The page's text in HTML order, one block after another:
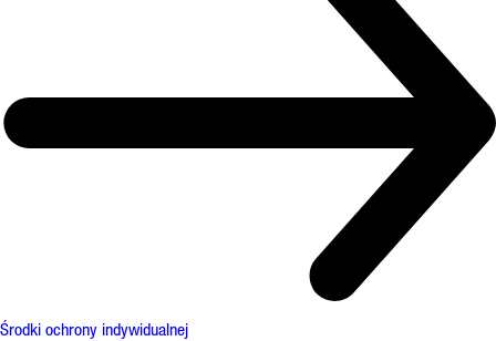
Środki ochrony indywidualnej